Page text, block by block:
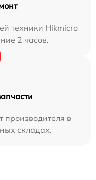
техники Hikmicro
2 часов.
производителя в
складах.